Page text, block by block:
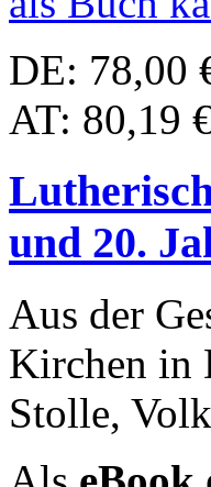
DE: 78,00
AT: 80,19
und 20.
Aus der
Kirchen in
Stolle,